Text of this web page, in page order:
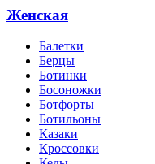
Женская
Балетки
Берцы
Ботинки
Босоножки
Ботфорты
Ботильоны
Казаки
Кроссовки